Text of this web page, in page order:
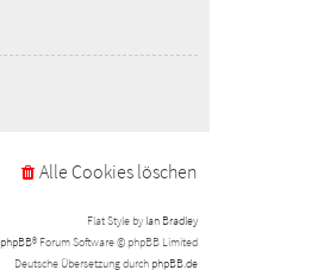
Alle Cookies löschen
Flat Style by Ian Bradley
phpBB® Forum Software © phpBB Limited
Deutsche Übersetzung durch phpBB.de